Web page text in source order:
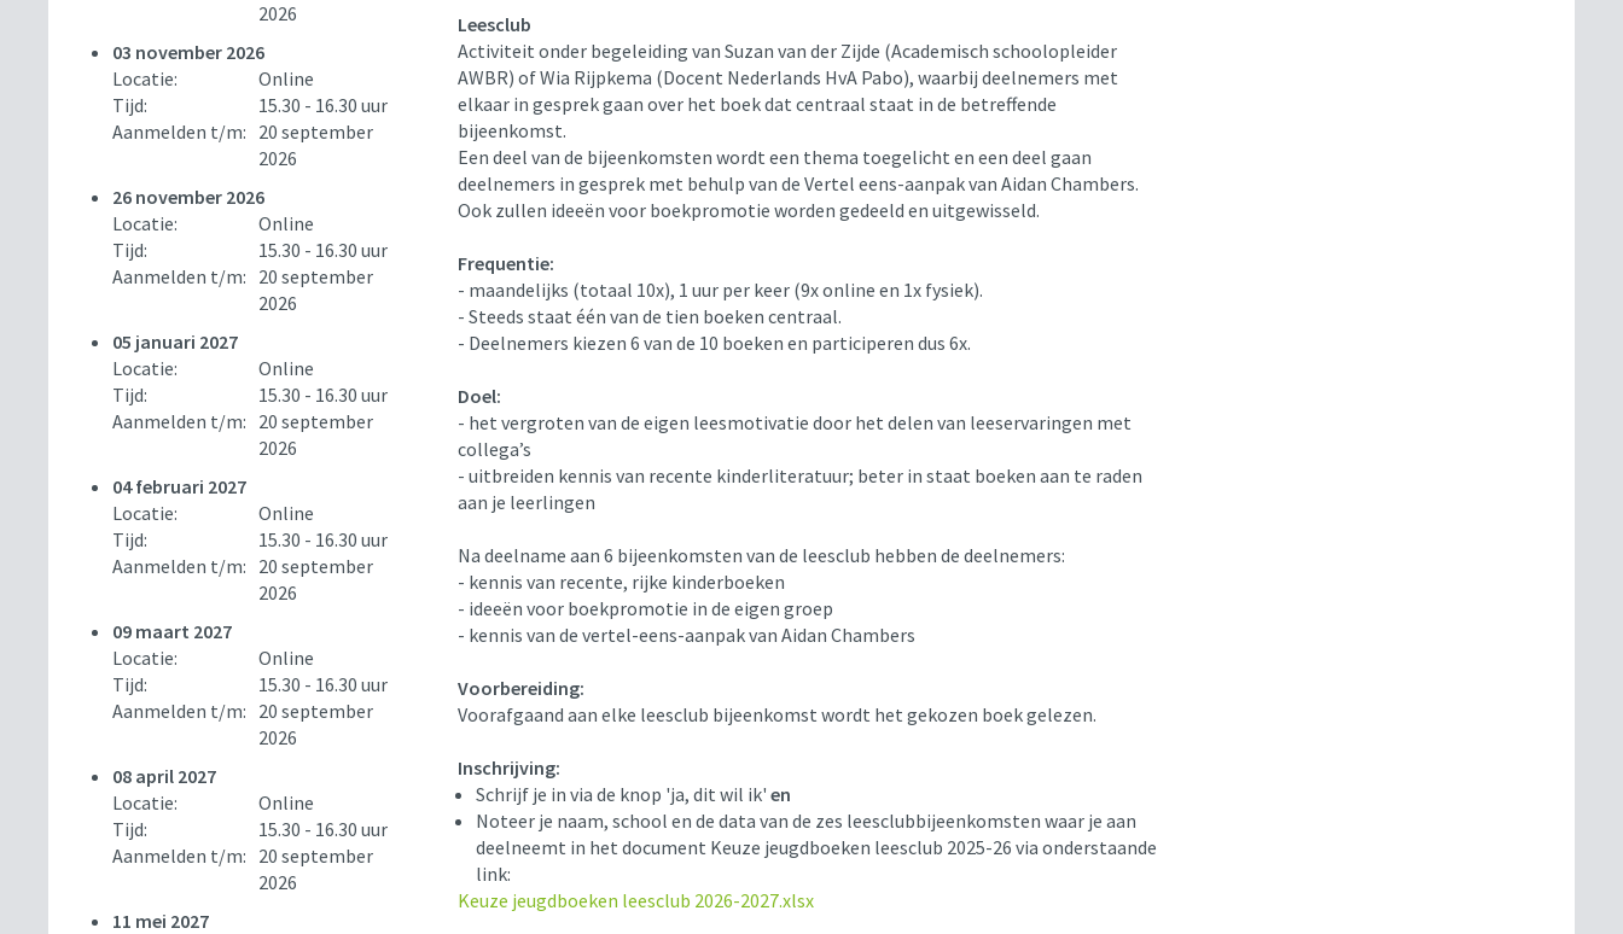
2026
03 november 2026
Locatie:
Online
Tijd:
15.30 - 16.30 uur
Aanmelden t/m: 20 september
2026
26 november 2026
Locatie:
Online
Tijd:
15.30 - 16.30 uur
Aanmelden t/m: 20 september
2026
05 januari 2027
Locatie:
Online
Tijd:
15.30 - 16.30 uur
Aanmelden t/m: 20 september
2026
04 februari 2027
Locatie:
Online
Tijd:
15.30 - 16.30 uur
Aanmelden t/m: 20 september
2026
09 maart 2027
Locatie:
Online
Tijd:
15.30 - 16.30 uur
Aanmelden t/m: 20 september
2026
08 april 2027
Locatie:
Online
Tijd:
15.30 - 16.30 uur
Aanmelden t/m: 20 september
2026
11 mei 2027
Leesclub
Activiteit onder begeleiding van Suzan van der Zijde (Academisch schoolopleider
AWBR) of Wia Rijpkema (Docent Nederlands HvA Pabo), waarbij deelnemers met
elkaar in gesprek gaan over het boek dat centraal staat in de betreffende
bijeenkomst.
Een deel van de bijeenkomsten wordt een thema toegelicht en een deel gaan
deelnemers in gesprek met behulp van de Vertel eens-aanpak van Aidan Chambers.
Ook zullen ideeën voor boekpromotie worden gedeeld en uitgewisseld.
Frequentie:
- maandelijks (totaal 10x), 1 uur per keer (9x online en 1x fysiek).
- Steeds staat één van de tien boeken centraal.
- Deelnemers kiezen 6 van de 10 boeken en participeren dus 6x.
Doel:
- het vergroten van de eigen leesmotivatie door het delen van leeservaringen met
collega’s
- uitbreiden kennis van recente kinderliteratuur; beter in staat boeken aan te raden
aan je leerlingen
Na deelname aan 6 bijeenkomsten van de leesclub hebben de deelnemers:
- kennis van recente, rijke kinderboeken
- ideeën voor boekpromotie in de eigen groep
- kennis van de vertel-eens-aanpak van Aidan Chambers
Voorbereiding:
Voorafgaand aan elke leesclub bijeenkomst wordt het gekozen boek gelezen.
Inschrijving:
Schrijf je in via de knop 'ja, dit wil ik' en
Noteer je naam, school en de data van de zes leesclubbijeenkomsten waar je aan
deelneemt in het document Keuze jeugdboeken leesclub 2025-26 via onderstaande
link:
Keuze jeugdboeken leesclub 2026-2027.xlsx